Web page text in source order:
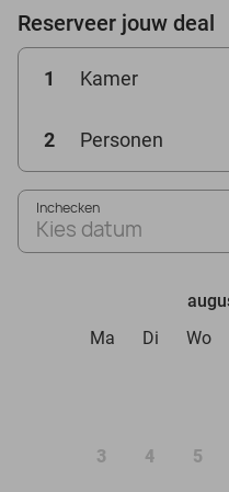
Reserveer jouw deal
1 Kamer
2 Personen
Inchecken
Kies datum
Ma
Di Wo
3 4 5